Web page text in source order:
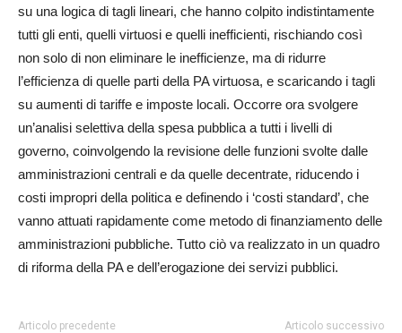
su una logica di tagli lineari, che hanno colpito indistintamente
tutti gli enti, quelli virtuosi e quelli inefficienti, rischiando così
non solo di non eliminare le inefficienze, ma di ridurre
l’efficienza di quelle parti della PA virtuosa, e scaricando i tagli
su aumenti di tariffe e imposte locali. Occorre ora svolgere
un’analisi selettiva della spesa pubblica a tutti i livelli di
governo, coinvolgendo la revisione delle funzioni svolte dalle
amministrazioni centrali e da quelle decentrate, riducendo i
costi impropri della politica e definendo i ‘costi standard’, che
vanno attuati rapidamente come metodo di finanziamento delle
amministrazioni pubbliche. Tutto ciò va realizzato in un quadro
di riforma della PA e dell’erogazione dei servizi pubblici.
Articolo precedente Articolo successivo